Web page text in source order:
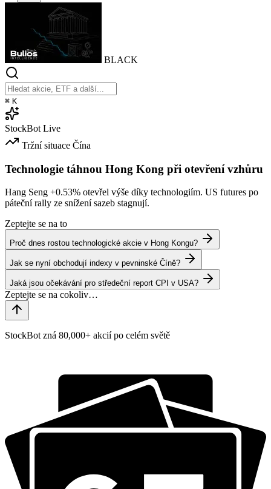
BLACK
⌘ K
StockBot Live
Tržní situace Čína
Technologie táhnou Hong Kong při otevření vzhůru
Hang Seng +0.53% otevřel výše díky technologiím. US futures po
páteční rally ze snížení sazeb stagnují.
Zeptejte se na to
Proč dnes rostou technologické akcie v Hong Kongu?
Jak se nyní obchodují indexy v pevninské Číně?
Jaká jsou očekávání pro středeční report CPI v USA?
StockBot zná 80,000+ akcií po celém světě